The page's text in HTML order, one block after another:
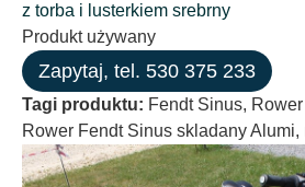
z torba i lusterkiem srebrny
Produkt używany
Zapytaj, tel. 530 375 233
Tagi produktu: Fendt Sinus,
Rower Fendt Sinus skladany Alumi,